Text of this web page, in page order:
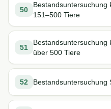
50
Bestandsuntersuchung
151–500 Tiere
51
Bestandsuntersuchung
über 500 Tiere
52 Bestandsuntersuchung